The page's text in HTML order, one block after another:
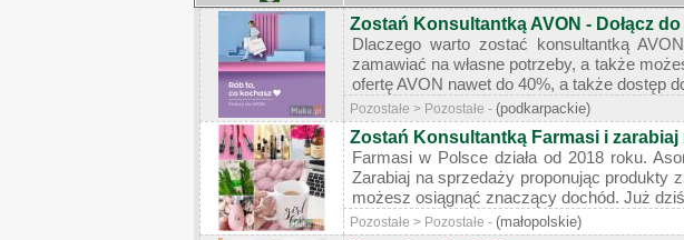
Zostań Konsultantką AVON - Dołącz
Dlaczego warto zostać konsultantką
zamawiać na własne potrzeby, a także
ofertę AVON nawet do 40%, a także dostęp
Pozostałe > Pozostałe - (podkarpackie)
Zostań Konsultantką Farmasi i zarabiaj
Farmasi w Polsce działa od 2018 roku.
Zarabiaj na sprzedaży proponując produkty
możesz osiągnąć znaczący dochód. Już
Pozostałe > Pozostałe - (małopolskie)